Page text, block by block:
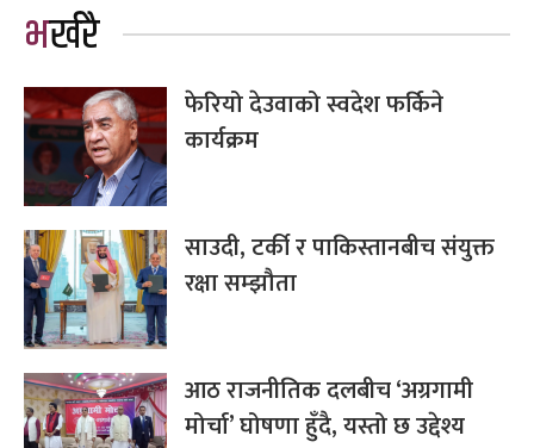
भर्खरै
फेरियो देउवाको स्वदेश फर्किने
कार्यक्रम
साउदी, टर्की र पाकिस्तानबीच संयुक्त
रक्षा सम्झौता
आठ राजनीतिक दलबीच ‘अग्रगामी
मोर्चा’ घोषणा हुँदै, यस्तो छ उद्देश्य